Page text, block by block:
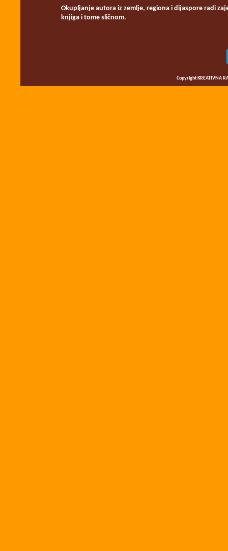
Okupljanje autora iz zemlje, regiona i dijaspore radi
knjiga i tome sličnom.
Copyright KREATIVNA